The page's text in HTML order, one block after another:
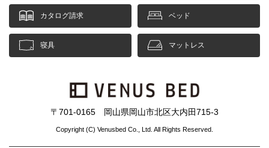
カタログ請求 ベッド
寝具 マットレス
〒701-0165 岡山県岡山市北区大内田715-3
Copyright (C) Venusbed Co., Ltd. All Rights Reserved.